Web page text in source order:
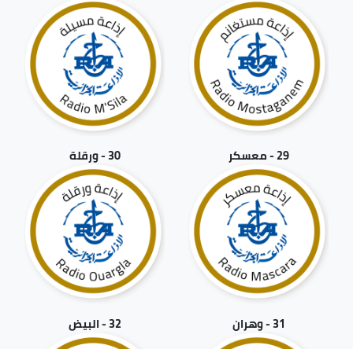
29 - معسكر 30 - ورقلة
31 - وهران 32 - البيض